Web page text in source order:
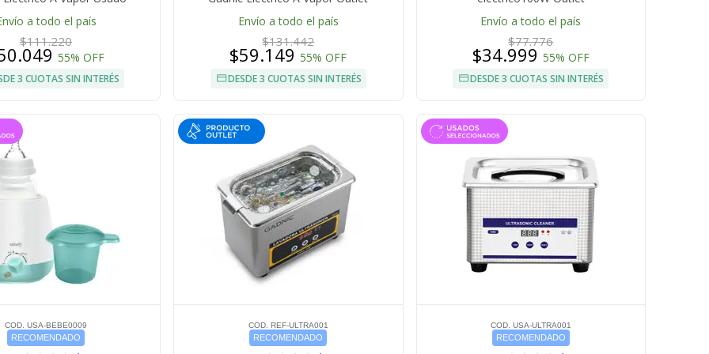
a todo el país
$111.220
55% OFF
3 CUOTAS SIN INTERÉS
Envío a todo el país
$131.442
$59.14955% OFF
DESDE 3 CUOTAS SIN INTERÉS
Envío a todo el país
$77.776
$34.999 55% OFF
DESDE 3 CUOTAS SIN INTERÉS
COD. USA-BEBE0009
RECOMENDADO
COD. REF-ULTRA001
RECOMENDADO
COD. USA-ULTRA001
RECOMENDADO